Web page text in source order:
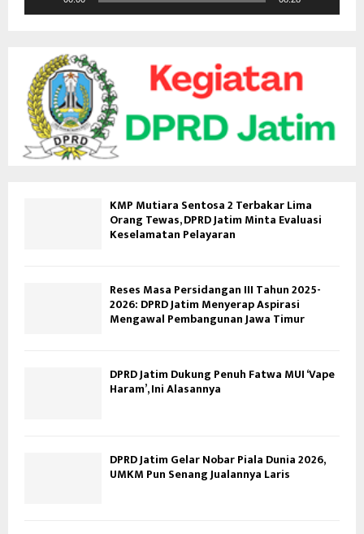
e
KMP Mutiara Sentosa 2 Terbakar Lima
Orang Tewas, DPRD Jatim Minta Evaluasi
Keselamatan Pelayaran
Reses Masa Persidangan III Tahun 2025-
2026: DPRD Jatim Menyerap Aspirasi
Mengawal Pembangunan Jawa Timur
DPRD Jatim Dukung Penuh Fatwa MUI ‘Vape
Haram’, Ini Alasannya
DPRD Jatim Gelar Nobar Piala Dunia 2026,
UMKM Pun Senang Jualannya Laris